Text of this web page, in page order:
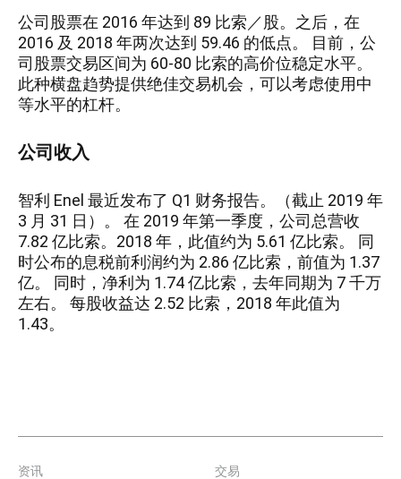
公司股票在 2016 年达到 89 比索／股。之后，在
2016 及 2018 年两次达到 59.46 的低点。 目前，公
司股票交易区间为 60-80 比索的高价位稳定水平。
此种横盘趋势提供绝佳交易机会，可以考虑使用中
等水平的杠杆。
公司收入
智利 Enel 最近发布了 Q1 财务报告。（截止 2019 年
3 月 31 日）。 在 2019 年第一季度，公司总营收
7.82 亿比索。2018 年，此值约为 5.61 亿比索。 同
时公布的息税前利润约为 2.86 亿比索，前值为 1.37
亿。 同时，净利为 1.74 亿比索，去年同期为 7 千万
左右。 每股收益达 2.52 比索，2018 年此值为
1.43。
资讯 交易